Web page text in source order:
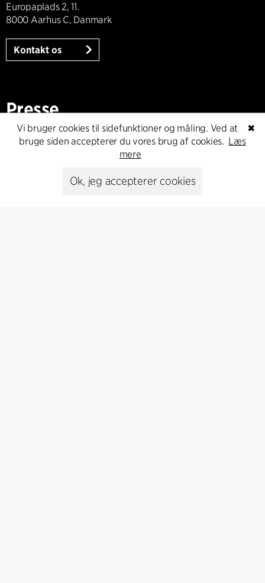
Europaplads 2, 11.
8000 Aarhus C, Danmark
Kontakt os
Presse
Head of Communications
Peter Sikker Rasmussen
psr@cfmoller.com
✖
Vi bruger cookies til sidefunktioner og måling. Ved at
bruge siden accepterer du vores brug af cookies. Læs
mere
Ok, jeg accepterer cookies